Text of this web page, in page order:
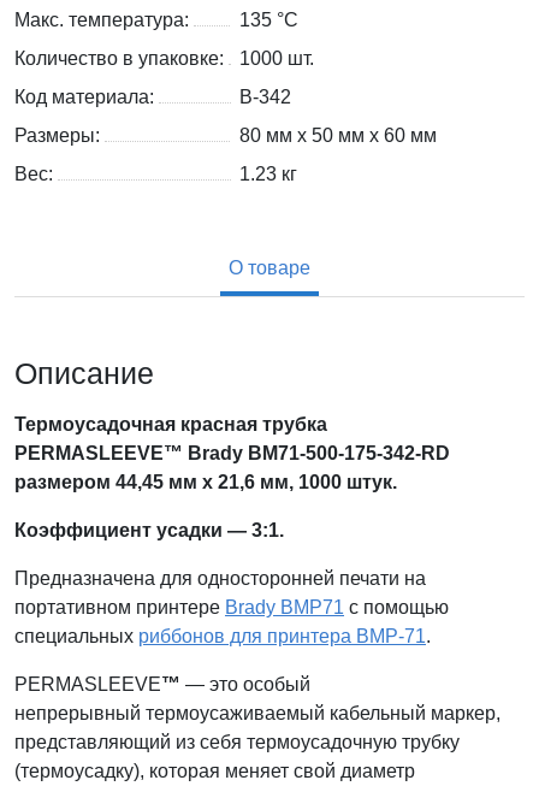
Макс. температура:
135 °С
Количество в упаковке:
1000 шт.
Код материала:
B-342
Размеры:
80 мм x 50 мм x 60 мм
Вес:
1.23 кг
О товаре
Описание
Термоусадочная красная трубка
PERMASLEEVE™ Brady BM71-500-175-342-RD
размером 44,45 мм х 21,6 мм, 1000 штук.
Коэффициент усадки — 3:1.
Предназначена для односторонней печати на
портативном принтере Brady BMP71 с помощью
специальных риббонов для принтера BMP-71.
PERMASLEEVE™ — это особый
непрерывный термоусаживаемый кабельный маркер,
представляющий из себя термоусадочную трубку
(термоусадку), которая меняет свой диаметр